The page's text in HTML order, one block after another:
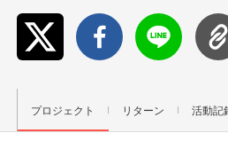
プロジェクト リターン 活動記